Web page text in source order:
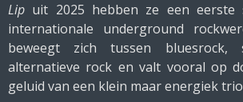
Lip uit 2025 hebben ze een
internationale underground
beweegt zich tussen
alternatieve rock en valt vooral op
geluid van een klein maar energiek